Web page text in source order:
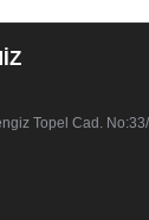
Topel Cad.